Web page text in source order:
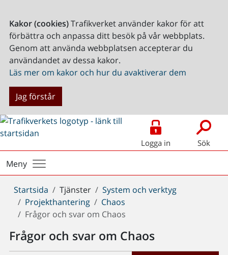
Kakor (cookies)Trafikverket använder kakor för att
förbättra och anpassa ditt besök på vår webbplats.
Genom att använda webbplatsen accepterar du
användandet av dessa kakor.
Läs mer om kakor och hur du avaktiverar dem
Jag förstår
Logga in Sök
Meny
Du
är
här:
Startsida Tjänster
System och verktyg
Projekthantering
Chaos
Frågor och svar om Chaos
Frågor och svar om Chaos